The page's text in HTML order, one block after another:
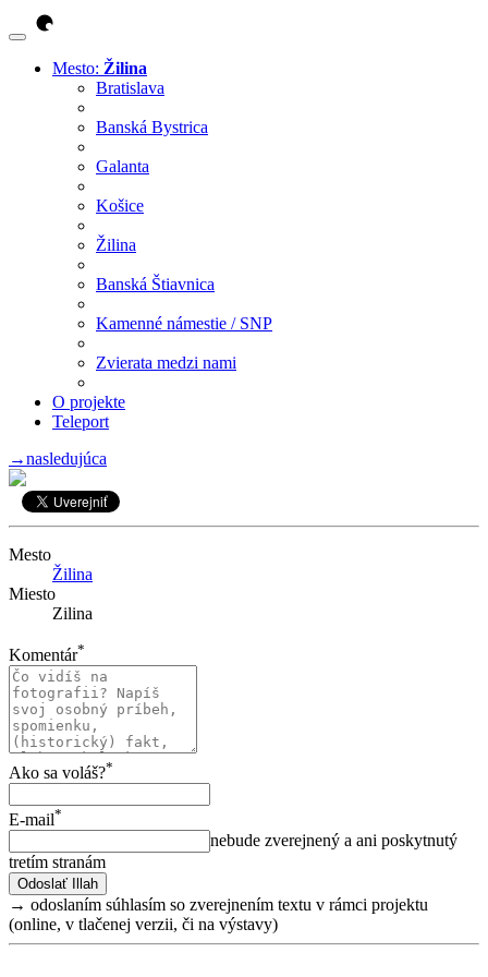
Mesto: Žilina
Bratislava
Banská Bystrica
Galanta
Košice
Žilina
Banská Štiavnica
Kamenné námestie / SNP
Zvierata medzi nami
O projekte
Teleport
→nasledujúca
Mesto
Žilina
Miesto
Zilina
Komentár*
Ako sa voláš?*
E-mail*
nebude zverejnený a ani poskytnutý
tretím stranám
→ odoslaním súhlasím so zverejnením textu v rámci projektu
(online, v tlačenej verzii, či na výstavy)